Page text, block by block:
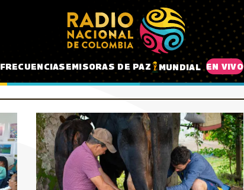
FRECUENCIASEMISORAS DE PAZ MUNDIAL EN VIVO